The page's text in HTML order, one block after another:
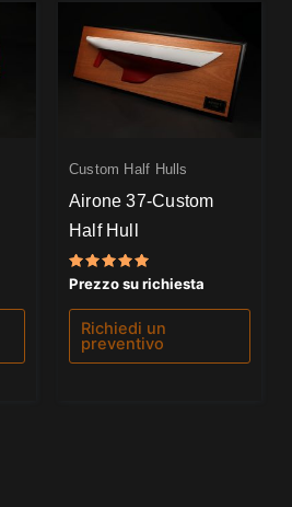
Custom Half Hulls
Airone 37-Custom
Half Hull
Valutato
5.00
su 5
Prezzo su richiesta
Richiedi un
preventivo